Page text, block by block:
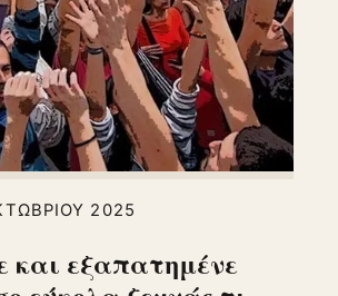
2025
και εξαπατημένε